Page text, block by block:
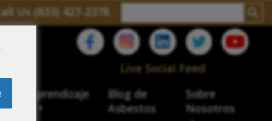
Us (833) 427-2378
Live Social Feed
de aprendizaje
Blog de
Asbestos
Sobre
Nosotros